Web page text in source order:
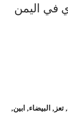
في اليمن
البيضاء, ابين,